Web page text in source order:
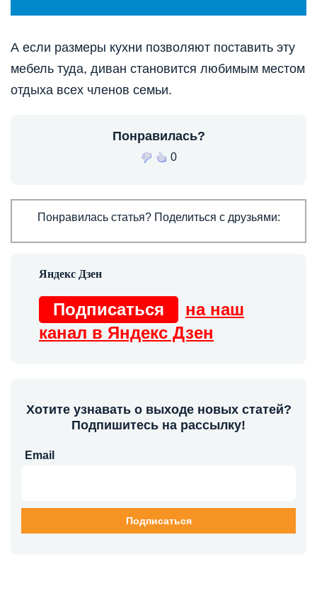
А если размеры кухни позволяют поставить эту
мебель туда, диван становится любимым местом
отдыха всех членов семьи.
Понравилась?
0
Понравилась статья? Поделиться с друзьями:
Подписаться
на наш
канал в Яндекс Дзен
Хотите узнавать о выходе новых статей?
Подпишитесь на рассылку!
Email